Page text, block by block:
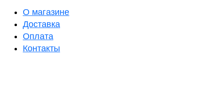
О магазине
Доставка
Оплата
Контакты